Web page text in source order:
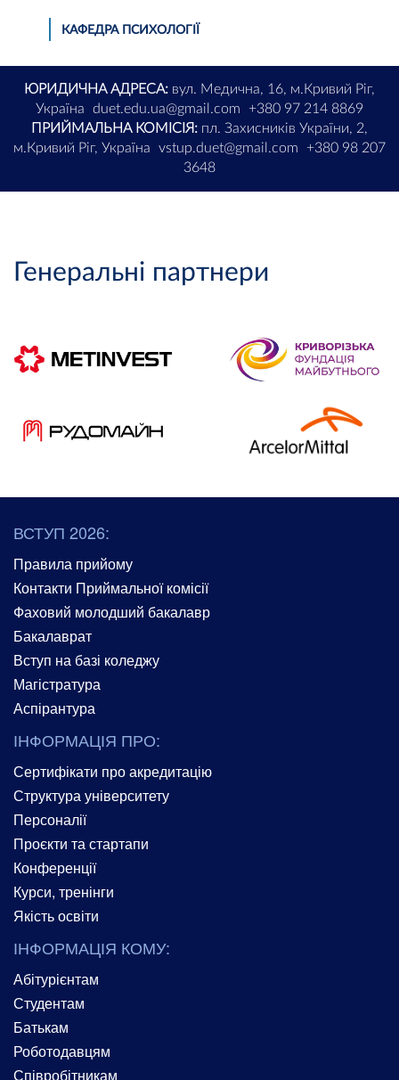
КАФЕДРА ПСИХОЛОГІЇ
ЮРИДИЧНА АДРЕСА: вул. Медична, 16, м.Кривий Ріг,
Україна
duet.edu.ua@gmail.com
+380 97 214 8869
ПРИЙМАЛЬНА КОМІСІЯ: пл. Захисників України, 2,
м.Кривий Ріг, Україна
vstup.duet@gmail.com
+380 98 207
3648
Генеральні партнери
ВСТУП 2026:
Правила прийому
Контакти Приймальної комісії
Фаховий молодший бакалавр
Бакалаврат
Вступ на базі коледжу
Магістратура
Аспірантура
ІНФОРМАЦІЯ ПРО:
Сертифікати про акредитацію
Структура університету
Персоналії
Проєкти та стартапи
Конференції
Курси, тренінги
Якість освіти
ІНФОРМАЦІЯ КОМУ:
Абітурієнтам
Студентам
Батькам
Роботодавцям
Співробітникам